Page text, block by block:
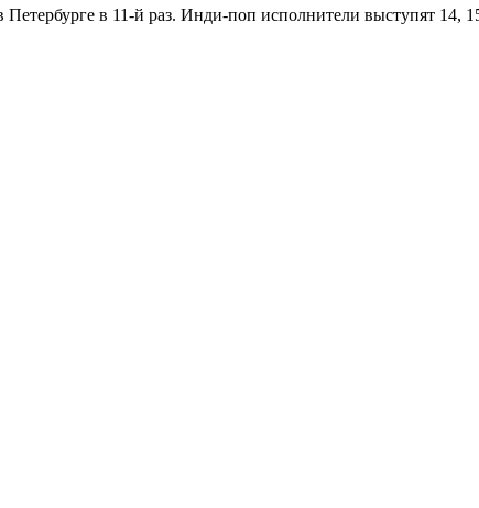
в 11-й раз. Инди-поп исполнители выступят 14,